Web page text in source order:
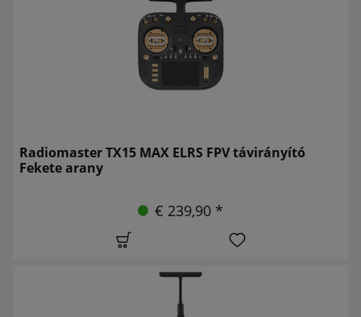
Radiomaster TX15 MAX ELRS FPV távirányító
Fekete arany
€ 239,90 *